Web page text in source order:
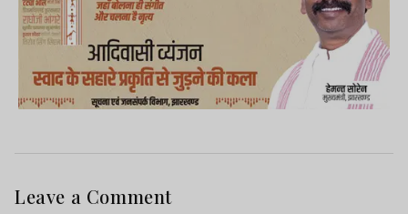
Leave a Comment